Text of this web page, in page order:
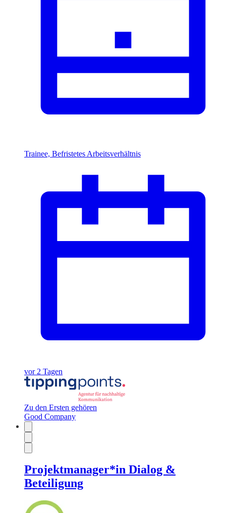
Trainee, Befristetes Arbeitsverhältnis
vor 2 Tagen
Zu den Ersten gehören
Good Company
Projektmanager*in Dialog &
Beteiligung